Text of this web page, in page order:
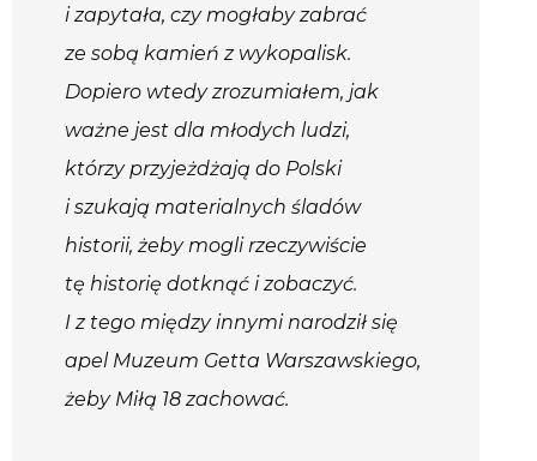
i zapytała, czy mogłaby zabrać
ze sobą kamień z wykopalisk.
Dopiero wtedy zrozumiałem, jak
ważne jest dla młodych ludzi,
którzy przyjeżdżają do Polski
i szukają materialnych śladów
historii, żeby mogli rzeczywiście
tę historię dotknąć i zobaczyć.
I z tego między innymi narodził się
apel Muzeum Getta Warszawskiego,
żeby Miłą 18 zachować.